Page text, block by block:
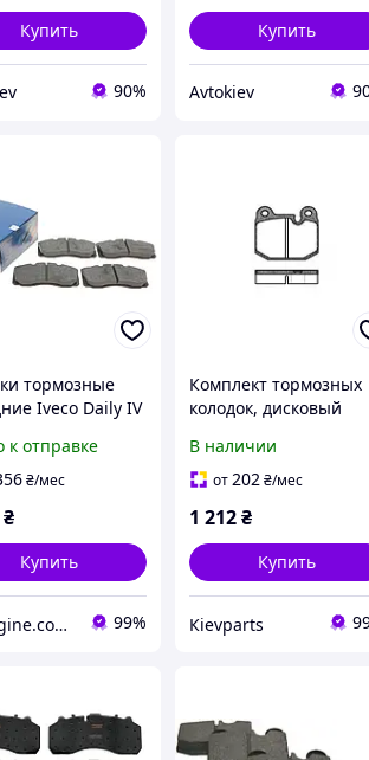
Купить
90%
Купить
Avtokiev
тормозные
Iveco Daily IV
к отправке
₴/мес
₴
Купить
V8-Engine.com.ua Авто-расходники 99%
Комплект тормозных
колодок, дисковый
201410 на BMW 3
(E21)
В наличии
от202₴/мес
1 212₴
Купить
Кievparts